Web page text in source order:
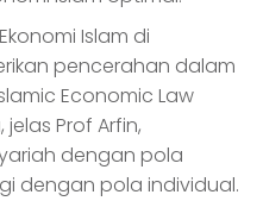
Islam di
pencerahan dalam
Economic Law
Prof Arfin,
dengan pola
dengan pola individual.